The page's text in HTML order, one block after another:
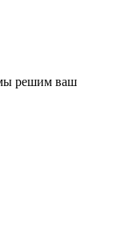
решим ваш